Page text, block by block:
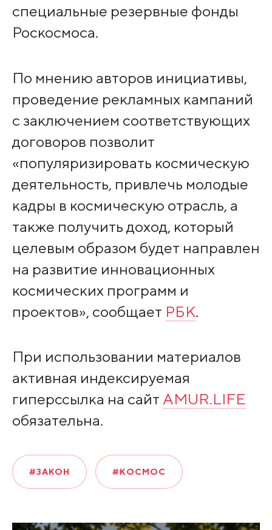
специальные резервные фонды
Роскосмоса.
По мнению авторов инициативы,
проведение рекламных кампаний
с заключением соответствующих
договоров позволит
«популяризировать космическую
деятельность, привлечь молодые
кадры в космическую отрасль, а
также получить доход, который
целевым образом будет направлен
на развитие инновационных
космических программ и
проектов», сообщает РБК.
При использовании материалов
активная индексируемая
гиперссылка на сайт AMUR.LIFE
обязательна.
#ЗАКОН #КОСМОС